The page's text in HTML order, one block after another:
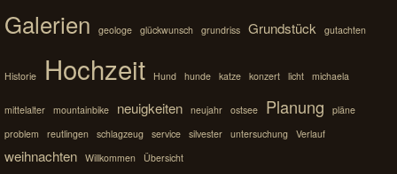
Galerien
geologe glückwunsch grundriss Grundstück gutachten
Historie Hochzeit Hund hunde katze konzert licht michaela
mittelalter mountainbike neuigkeiten neujahr ostsee Planung
pläne
problem
reutlingen schlagzeug service silvester untersuchung Verlauf
weihnachten Willkommen Übersicht